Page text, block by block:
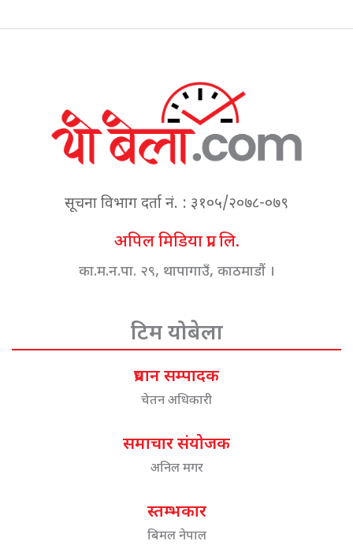
सूचना विभाग दर्ता नं. : ३१०५/२०७८-०७९
अपिल मिडिया प्रा. लि.
का.म.न.पा. २९, थापागाउँ, काठमाडौं ।
टिम योबेला
प्रधान सम्पादक
चेतन अधिकारी
समाचार संयोजक
अनिल मगर
स्तम्भकार
बिमल नेपाल